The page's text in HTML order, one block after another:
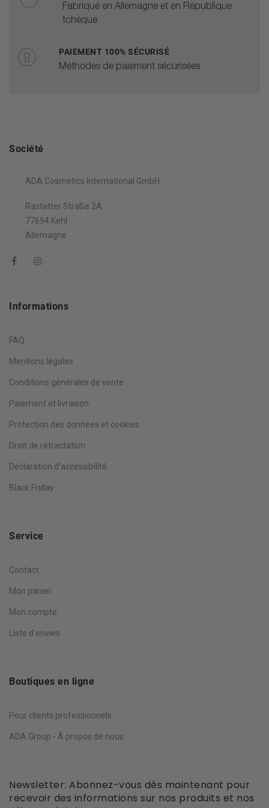
Fabriqué en Allemagne et en République
tchèque
PAIEMENT 100% SÉCURISÉ
Méthodes de paiement sécurisées
Société
ADA Cosmetics International GmbH
Rastatter Straße 2A
77694 Kehl
Allemagne
Informations
FAQ
Mentions légales
Conditions générales de vente
Paiement et livraison
Protection des données et cookies
Droit de rétractation
Déclaration d’accessibilité
Black Friday
Service
Contact
Mon panier
Mon compte
Liste d’envies
Boutiques en ligne
Pour clients professionnels
ADA Group - Á propos de nous
Newsletter: Abonnez-vous dès maintenant pour
recevoir des informations sur nos produits et nos